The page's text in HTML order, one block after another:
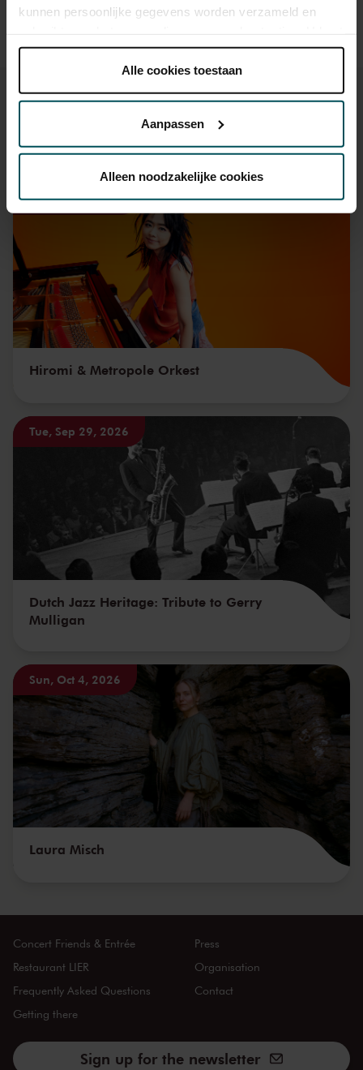
kunnen persoonlijke gegevens worden verzameld en
onder 'aanpassen' zelf welke cookies wij mogen
Lees onze cookieverklaring hier. Lees onze
Via decookieverklaringop onze website kunt u uw
We werken samen met32 derden
kunnen ontvangen en verwerken.
Alle cookies toestaan
Aanpassen
Alleen noodzakelijke cookies
Prices do not include transaction fee: € 5 per order.
You might also like:
Fri, Sep 11, 2026
Hiromi & Metropole Orkest
Tue, Sep 29, 2026
Dutch Jazz Heritage: Tribute to Gerry
Mulligan
Sun, Oct 4, 2026
Laura Misch
Concert Friends & Entrée
Restaurant LIER
Frequently Asked Questions
Getting there
Press
Organisation
Contact
Sign up for the newsletter